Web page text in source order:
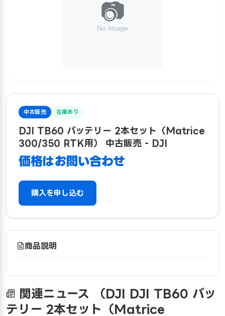
中古販売 在庫あり
DJI TB60 バッテリー 2本セット（Matrice
300/350 RTK用） 中古販売 - DJI
価格はお問い合わせ
購入を申し込む
商品説明
関連ニュース
（DJI DJI TB60 バッ
テリー 2本セット（Matrice